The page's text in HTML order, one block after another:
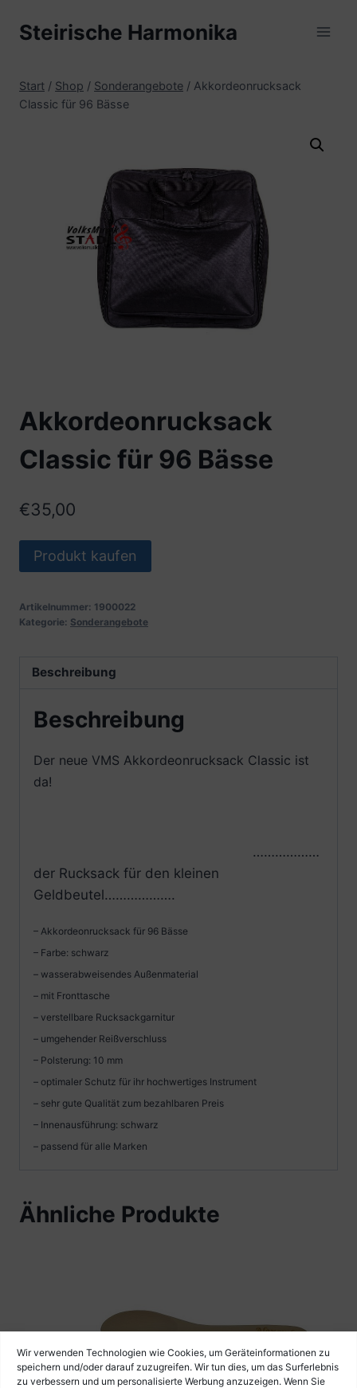
Wir verwenden Technologien wie Cookies, um Geräteinformationen zu
speichern und/oder darauf zuzugreifen. Wir tun dies, um das Surferlebnis
zu verbessern und um personalisierte Werbung anzuzeigen. Wenn Sie
InhaltSteirische Harmonika
Start / Shop / Sonderangebote / Akkordeonrucksack
Classic für 96 Bässe
Akkordeonrucksack
Classic für 96 Bässe
€35,00
Produkt kaufen
Artikelnummer: 1900022
Kategorie: Sonderangebote
Beschreibung
Beschreibung
Der neue VMS Akkordeonrucksack Classic ist
da!
………………
der Rucksack für den kleinen
Geldbeutel……………….
– Akkordeonrucksack für 96 Bässe
– Farbe: schwarz
– wasserabweisendes Außenmaterial
– mit Fronttasche
– verstellbare Rucksackgarnitur
– umgehender Reißverschluss
– Polsterung: 10 mm
– optimaler Schutz für ihr hochwertiges Instrument
– sehr gute Qualität zum bezahlbaren Preis
– Innenausführung: schwarz
– passend für alle Marken
Ähnliche Produkte